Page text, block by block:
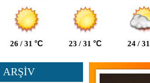
26 / 31 °C 23 / 31 °C 24 / 31
ARŞİV